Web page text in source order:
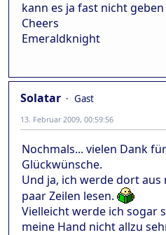
kann es ja fast nicht geben
Cheers
Emeraldknight
Solatar
Gast
13. Februar 2009, 00:59:56
Nochmals... vielen Dank
Glückwünsche.
Und ja, ich werde dort aus
paar Zeilen lesen.
Vielleicht werde ich sogar
meine Hand nicht allzu